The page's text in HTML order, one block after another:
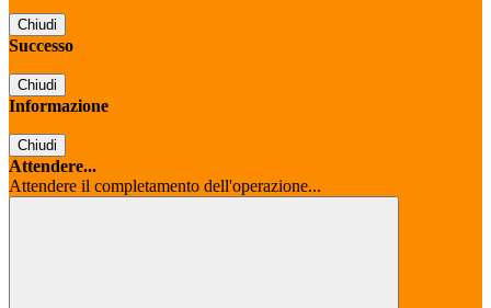
Chiudi
Successo
Chiudi
Informazione
Chiudi
Attendere...
Attendere il completamento dell'operazione...